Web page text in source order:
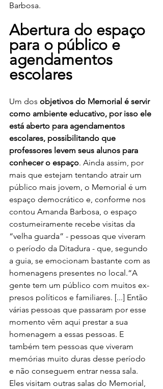
Barbosa.
Abertura do espaço
para o público e
agendamentos
escolares
Um dos objetivos do Memorial é servir
como ambiente educativo, por isso ele
está aberto para agendamentos
escolares, possibilitando que
professores levem seus alunos para
conhecer o espaço. Ainda assim, por
mais que estejam tentando atrair um
público mais jovem, o Memorial é um
espaço democrático e, conforme nos
contou Amanda Barbosa, o espaço
costumeiramente recebe visitas da
“velha guarda” - pessoas que viveram
o período da Ditadura - que, segundo
a guia, se emocionam bastante com as
homenagens presentes no local.“A
gente tem um público com muitos ex-
presos políticos e familiares. [...] Então
várias pessoas que passaram por esse
momento vêm aqui prestar a sua
homenagem a essas pessoas. E
também tem pessoas que viveram
memórias muito duras desse período
e não conseguem entrar nessa sala.
Eles visitam outras salas do Memorial,